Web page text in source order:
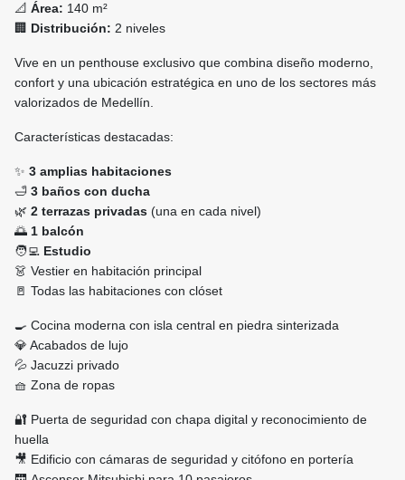
📐 Área: 140 m²
🏢 Distribución: 2 niveles
Vive en un penthouse exclusivo que combina diseño moderno,
confort y una ubicación estratégica en uno de los sectores más
valorizados de Medellín.
Características destacadas:
✨ 3 amplias habitaciones
🛁 3 baños con ducha
🌿 2 terrazas privadas (una en cada nivel)
🌅 1 balcón
🧑‍💻 Estudio
👗 Vestier en habitación principal
🚪 Todas las habitaciones con clóset
🍳 Cocina moderna con isla central en piedra sinterizada
💎 Acabados de lujo
💦 Jacuzzi privado
🧺 Zona de ropas
🔐 Puerta de seguridad con chapa digital y reconocimiento de
huella
🎥 Edificio con cámaras de seguridad y citófono en portería